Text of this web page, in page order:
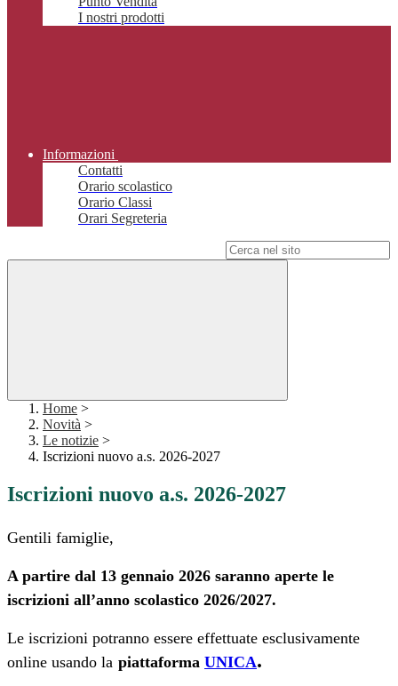
I nostri prodotti
Informazioni
Contatti
Orario scolastico
Orario Classi
Orari Segreteria
Home >
Novità >
Le notizie >
Iscrizioni nuovo a.s. 2026-2027
Iscrizioni nuovo a.s. 2026-2027
Gentili famiglie,
A partire dal 13 gennaio 2026 saranno aperte le
iscrizioni all’anno scolastico 2026/2027.
Le iscrizioni potranno essere effettuate esclusivamente
online usando la piattaforma UNICA.